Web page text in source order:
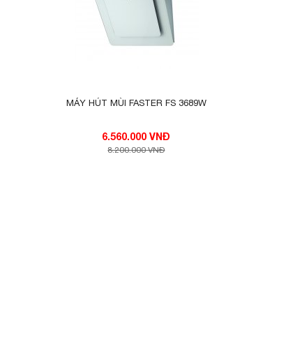
MÁY HÚT MÙI FASTER FS 3689W
6.560.000 VNĐ
8.200.000 VNĐ